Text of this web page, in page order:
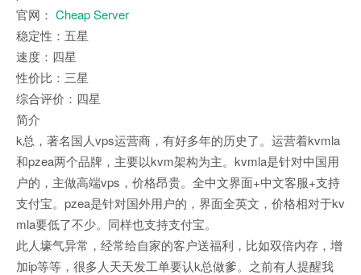
官网： Cheap Server
稳定性：五星
速度：四星
性价比：三星
综合评价：四星
简介
k总，著名国人vps运营商，有好多年的历史了。运营着kvmla
和pzea两个品牌，主要以kvm架构为主。kvmla是针对中国用
户的，主做高端vps，价格昂贵。全中文界面+中文客服+支持
支付宝。pzea是针对国外用户的，界面全英文，价格相对于kv
mla要低了不少。同样也支持支付宝。
此人壕气异常，经常给自家的客户送福利，比如双倍内存，增
加ip等等，很多人天天发工单要认k总做爹。之前有人提醒我